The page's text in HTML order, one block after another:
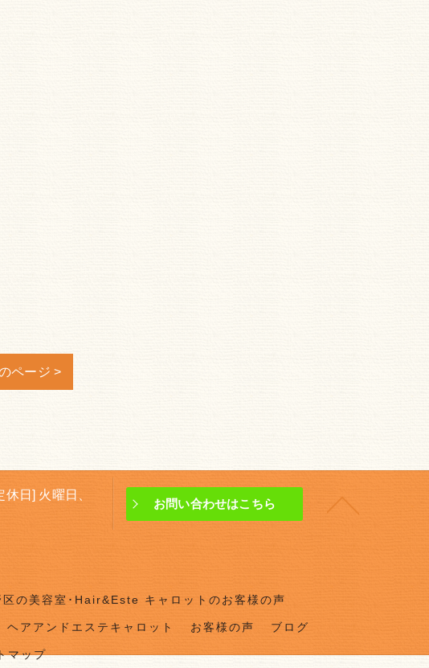
ページ >
日] 火曜日、
お問い合わせはこちら
区の美容室･Hair&Este キャロットのお客様の声
ヘアアンドエステキャロット お客様の声 ブログ
マップ